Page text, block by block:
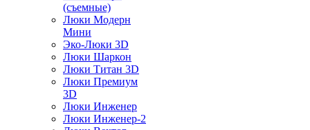
(съемные)
Люки Модерн
Мини
Эко-Люки 3D
Люки Шаркон
Люки Титан 3D
Люки Премиум
3D
Люки Инженер
Люки Инженер-2